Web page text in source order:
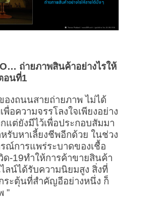
ถ่ายภาพสินค้าอย่างไรให้
อนที่1
องถนนสายถ่ายภาพ ไม่ได้
พื่อความจรรโลงใจเพียงอย่าง
แต่ยังมีไว้เพื่อประกอบสัมมา
รับหาเลี้ยงชีพอีกด้วย ในช่วง
ณ์การแพร่ระบาดของเชื้อ
ด-19ทำให้การค้าขายสินค้า
ลน์ได้รับความนิยมสูง สิ่งที่
ระตุ้นที่สำคัญอีอย่างหนึ่ง ก็
”